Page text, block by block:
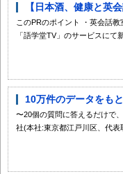
【日本酒、健康と英
このPRのポイント ・英会話
「語学堂TV」のサービスにて
10万件のデータをも
〜20個の質問に答えるだけで
社(本社:東京都江戸川区、代表